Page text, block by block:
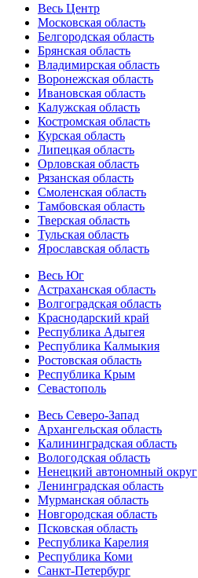
Весь Центр
Московская область
Белгородская область
Брянская область
Владимирская область
Воронежская область
Ивановская область
Калужская область
Костромская область
Курская область
Липецкая область
Орловская область
Рязанская область
Смоленская область
Тамбовская область
Тверская область
Тульская область
Ярославская область
Весь Юг
Астраханская область
Волгоградская область
Краснодарский край
Республика Адыгея
Республика Калмыкия
Ростовская область
Республика Крым
Севастополь
Весь Северо-Запад
Архангельская область
Калининградская область
Вологодская область
Ненецкий автономный округ
Ленинградская область
Мурманская область
Новгородская область
Псковская область
Республика Карелия
Республика Коми
Санкт-Петербург